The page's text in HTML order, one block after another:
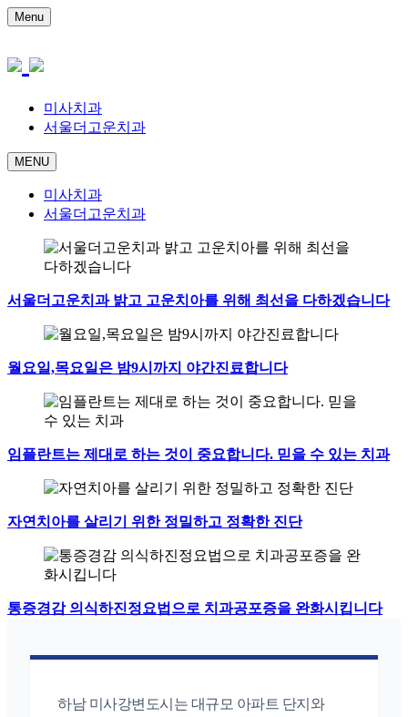
Menu
미사치과
서울더고운치과
MENU
미사치과
서울더고운치과
서울더고운치과 밝고 고운치아를 위해 최선을 다하겠습니다
월요일,목요일은 밤9시까지 야간진료합니다
임플란트는 제대로 하는 것이 중요합니다. 믿을 수 있는 치과
자연치아를 살리기 위한 정밀하고 정확한 진단
통증경감 의식하진정요법으로 치과공포증을 완화시킵니다
하남 미사강변도시는 대규모 아파트 단지와